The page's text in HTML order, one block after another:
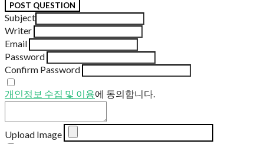
POST QUESTION
Subject
Writer
Email
Password
Confirm Password
개인정보 수집 및 이용에 동의합니다.
Upload Image